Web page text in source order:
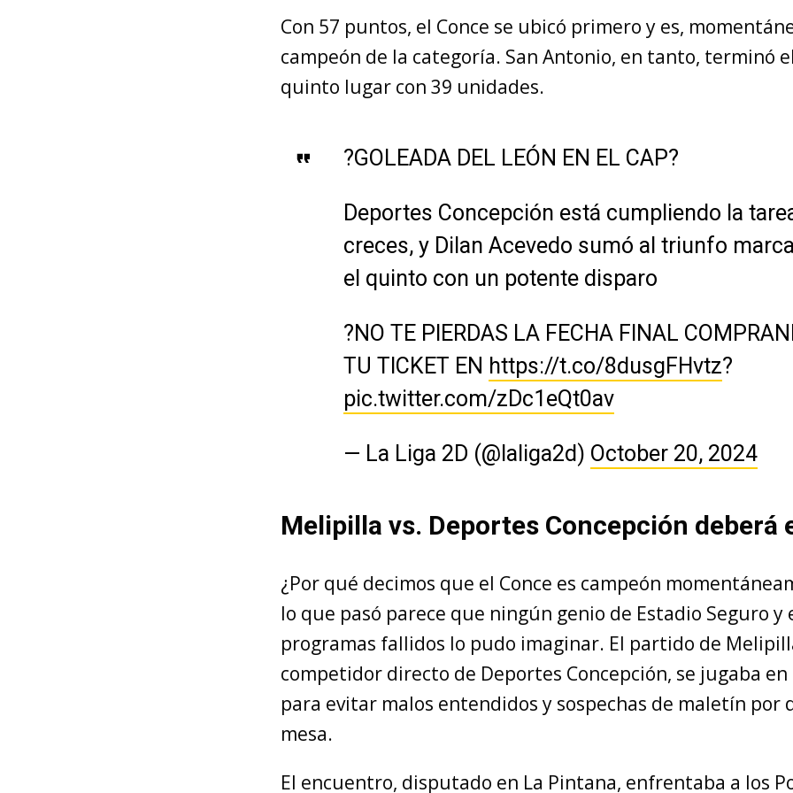
Con 57 puntos, el Conce se ubicó primero y es,
campeón de la categoría. San Antonio, en tanto, terminó
quinto lugar con 39 unidades.
?GOLEADA DEL LEÓN EN EL CAP?
Deportes Concepción está cumpliendo la
creces, y Dilan Acevedo sumó al triunfo
el quinto con un potente disparo
?NO TE PIERDAS LA FECHA FINAL
TU TICKET EN https://t.co/8dusgFHvtz?
pic.twitter.com/zDc1eQt0av
— La Liga 2D (@laliga2d) October 20, 2024
Melipilla vs. Deportes Concepción deberá
¿Por qué decimos que el Conce es campeón
lo que pasó parece que ningún genio de Estadio Seguro y
programas fallidos lo pudo imaginar. El partido de
competidor directo de Deportes Concepción, se jugaba
para evitar malos entendidos y sospechas de maletín por
mesa.
El encuentro, disputado en La Pintana, enfrentaba a los